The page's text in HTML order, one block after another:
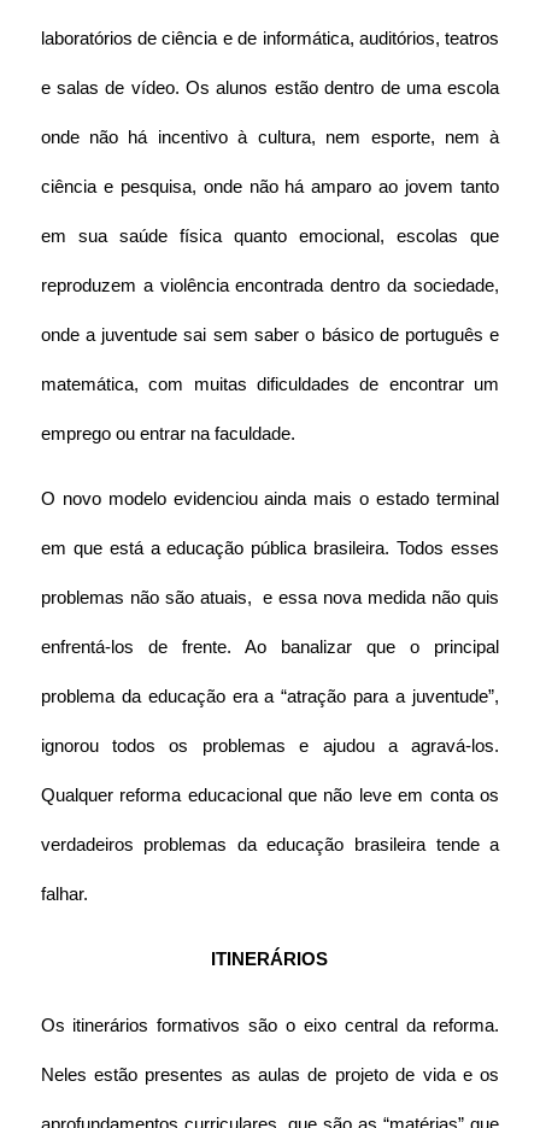
laboratórios de ciência e de informática, auditórios, teatros
e salas de vídeo. Os alunos estão dentro de uma escola
onde não há incentivo à cultura, nem esporte, nem à
ciência e pesquisa, onde não há amparo ao jovem tanto
em sua saúde física quanto emocional, escolas que
reproduzem a violência encontrada dentro da sociedade,
onde a juventude sai sem saber o básico de português e
matemática, com muitas dificuldades de encontrar um
emprego ou entrar na faculdade.
O novo modelo evidenciou ainda mais o estado terminal
em que está a educação pública brasileira. Todos esses
problemas não são atuais,  e essa nova medida não quis
enfrentá-los de frente. Ao banalizar que o principal
problema da educação era a “atração para a juventude”,
ignorou todos os problemas e ajudou a agravá-los.
Qualquer reforma educacional que não leve em conta os
verdadeiros problemas da educação brasileira tende a
falhar.
ITINERÁRIOS
Os itinerários formativos são o eixo central da reforma.
Neles estão presentes as aulas de projeto de vida e os
aprofundamentos curriculares, que são as “matérias” que